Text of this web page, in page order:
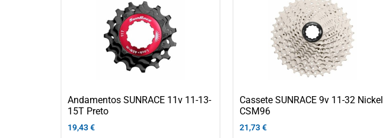
Andamentos SUNRACE 11v 11-13-
15T Preto
19,43€
Cassete SUNRACE 9v 11-32 Nickel
CSM96
21,73€